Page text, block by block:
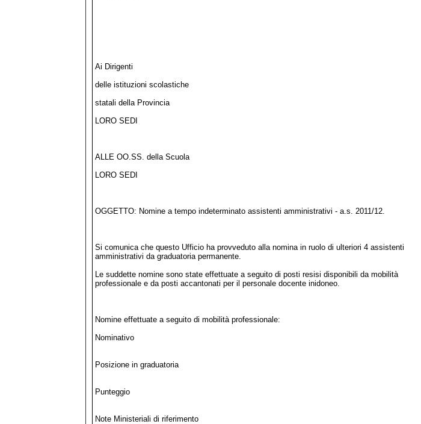
Ai Dirigenti
delle istituzioni scolastiche
statali della Provincia
LORO SEDI
ALLE OO.SS. della Scuola
LORO SEDI
OGGETTO: Nomine a tempo indeterminato assistenti amministrativi - a.s. 2011/12.
Si comunica che questo Ufficio ha provveduto alla nomina in ruolo di ulteriori 4 assistenti
amministrativi da graduatoria permanente.
Le suddette nomine sono state effettuate a seguito di posti resisi disponibili da mobilità
professionale e da posti accantonati per il personale docente inidoneo.
Nomine effettuate a seguito di mobilità professionale:
Nominativo
Posizione in graduatoria
Punteggio
Note Ministeriali di riferimento